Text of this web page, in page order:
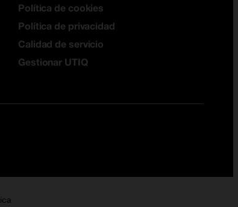
Política de cookies
Política de privacidad
Calidad de servicio
Gestionar UTIQ